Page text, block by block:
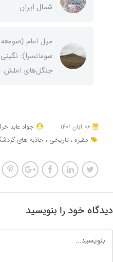
شمال ایران
میل امام (صومعه
سومانسرا):
جنگل‌های املش
جواد عابد
مقبره تاریخی جاذبه های
دیدگاه خود را بنویسید